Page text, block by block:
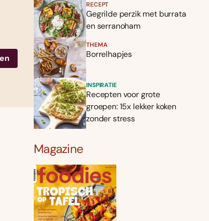
RECEPT
Gegrilde perzik met burrata
en serranoham
THEMA
Borrelhapjes
INSPIRATIE
Recepten voor grote
groepen: 15x lekker koken
zonder stress
Magazine